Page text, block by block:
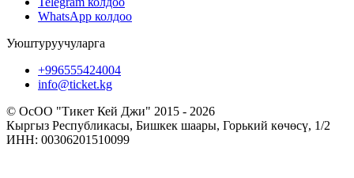
WhatsApp колдоо
Уюштуруучуларга
+996555424004
info@ticket.kg
© ОсОО "Тикет Кей Джи" 2015 - 2026
Кыргыз Республикасы, Бишкек шаары, Горький көчөсү, 1/2
ИНН: 00306201510099